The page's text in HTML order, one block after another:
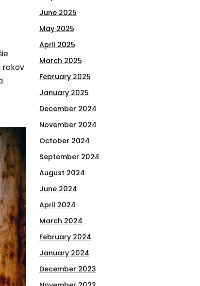
rokov
June 2025
May 2025
April 2025
March 2025
February 2025
January 2025
December 2024
November 2024
October 2024
September 2024
August 2024
June 2024
April 2024
March 2024
February 2024
January 2024
December 2023